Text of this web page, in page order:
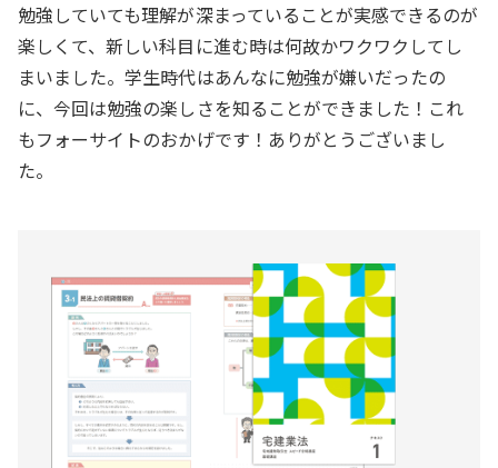
勉強していても理解が深まっていることが実感できるのが
楽しくて、新しい科目に進む時は何故かワクワクしてし
まいました。学生時代はあんなに勉強が嫌いだったの
に、今回は勉強の楽しさを知ることができました！これ
もフォーサイトのおかげです！ありがとうございまし
た。